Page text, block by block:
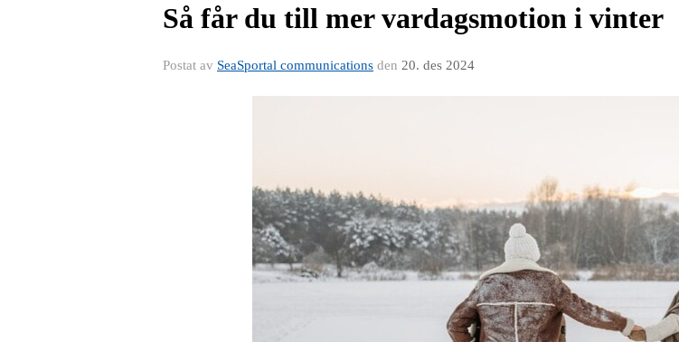
Så får du till mer vardagsmotion i vinter
Postat av SeaSportal communications den 20. des 2024